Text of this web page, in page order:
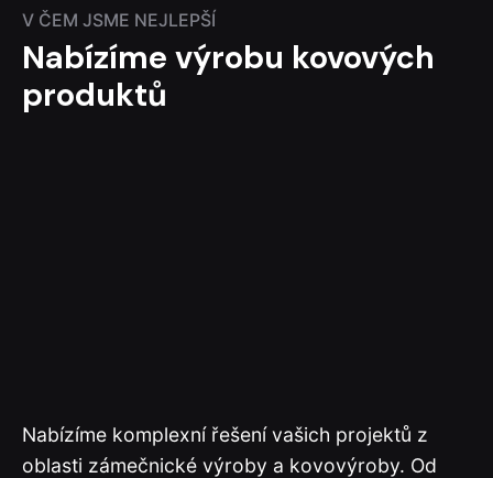
V ČEM JSME NEJLEPŠÍ
Nabízíme výrobu kovových
produktů
Nabízíme komplexní řešení vašich projektů z
oblasti zámečnické výroby a kovovýroby. Od